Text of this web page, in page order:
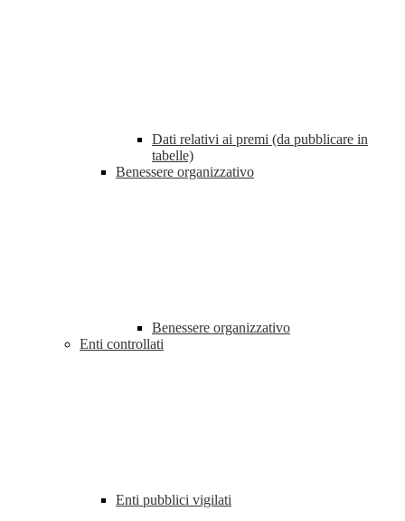
Dati relativi ai premi (da pubblicare in
tabelle)
Benessere organizzativo
Benessere organizzativo
Enti controllati
Enti pubblici vigilati